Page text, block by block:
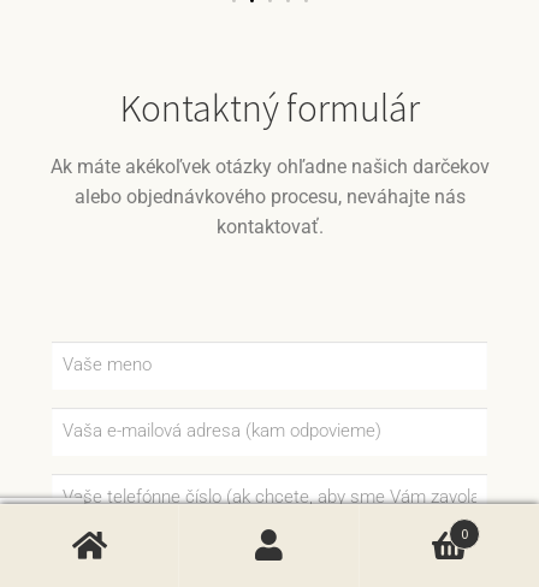
Kontaktný formulár
Ak máte akékoľvek otázky ohľadne našich darčekov
alebo objednávkového procesu, neváhajte nás
kontaktovať.
0